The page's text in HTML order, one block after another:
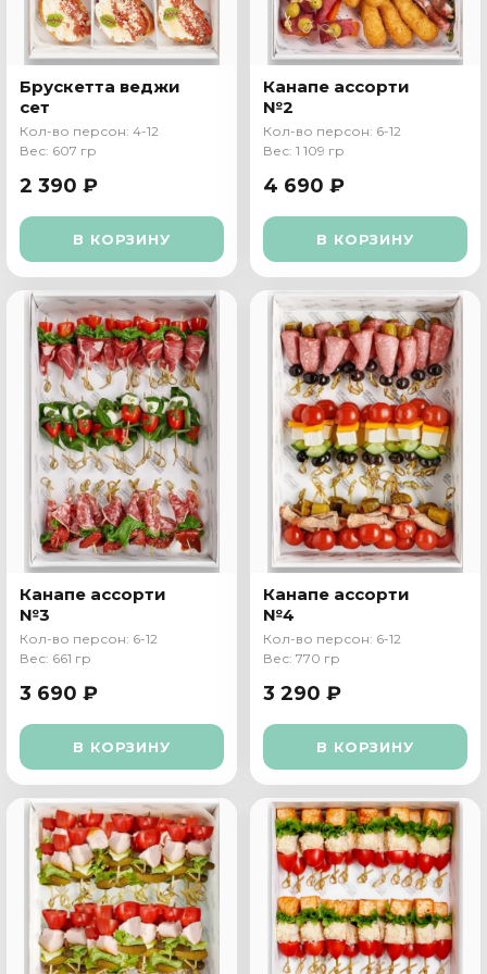
Брускетта веджи
сет
Кол-во персон: 4-12
Вес: 607 гр
2 390 ₽
В КОРЗИНУ
Канапе ассорти
№2
Кол-во персон: 6-12
Вес: 1 109 гр
4 690 ₽
В КОРЗИНУ
Канапе ассорти
№3
Кол-во персон: 6-12
Вес: 661 гр
3 690 ₽
В КОРЗИНУ
Канапе ассорти
№4
Кол-во персон: 6-12
Вес: 770 гр
3 290 ₽
В КОРЗИНУ